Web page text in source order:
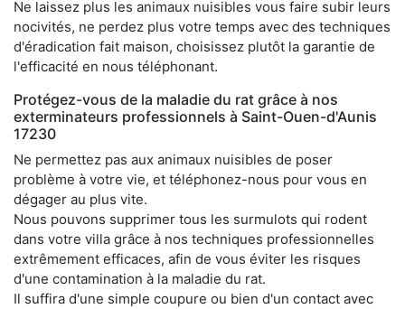
Ne laissez plus les animaux nuisibles vous faire subir leurs
nocivités, ne perdez plus votre temps avec des techniques
d'éradication fait maison, choisissez plutôt la garantie de
l'efficacité en nous téléphonant.
Protégez-vous de la maladie du rat grâce à nos
exterminateurs professionnels à Saint-Ouen-d'Aunis
17230
Ne permettez pas aux animaux nuisibles de poser
problème à votre vie, et téléphonez-nous pour vous en
dégager au plus vite.
Nous pouvons supprimer tous les surmulots qui rodent
dans votre villa grâce à nos techniques professionnelles
extrêmement efficaces, afin de vous éviter les risques
d'une contamination à la maladie du rat.
Il suffira d'une simple coupure ou bien d'un contact avec